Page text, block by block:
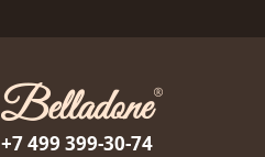
+7 499 399-30-74